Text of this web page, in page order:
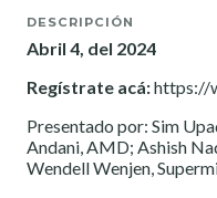
DESCRIPCIÓN
Abril 4, del 2024
Regístrate acá:https://
Presentado por: Sim
Andani, AMD; Ashish
Wendell Wenjen,